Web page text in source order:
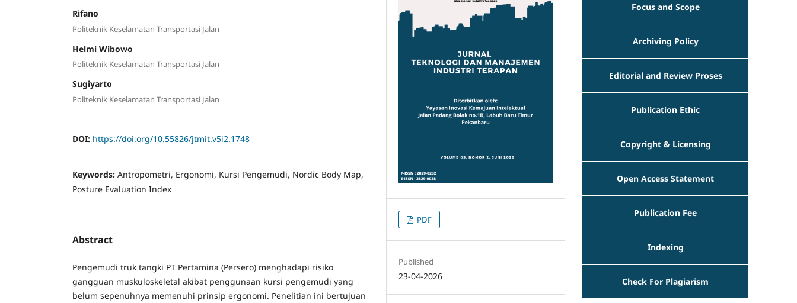
Rifano
Politeknik Keselamatan Transportasi Jalan
Helmi Wibowo
Politeknik Keselamatan Transportasi Jalan
Sugiyarto
Politeknik Keselamatan Transportasi Jalan
DOI: https://doi.org/10.55826/jtmit.v5i2.1748
Keywords: Antropometri, Ergonomi, Kursi Pengemudi, Nordic Body Map,
Posture Evaluation Index
Abstract
Pengemudi truk tangki PT Pertamina (Persero) menghadapi risiko
gangguan muskuloskeletal akibat penggunaan kursi pengemudi yang
belum sepenuhnya memenuhi prinsip ergonomi. Penelitian ini bertujuan
PDF
Published
23-04-2026
Focus and Scope
Archiving Policy
Editorial and Review Proses
Publication Ethic
Copyright & Licensing
Open Access Statement
Publication Fee
Indexing
Check For Plagiarism